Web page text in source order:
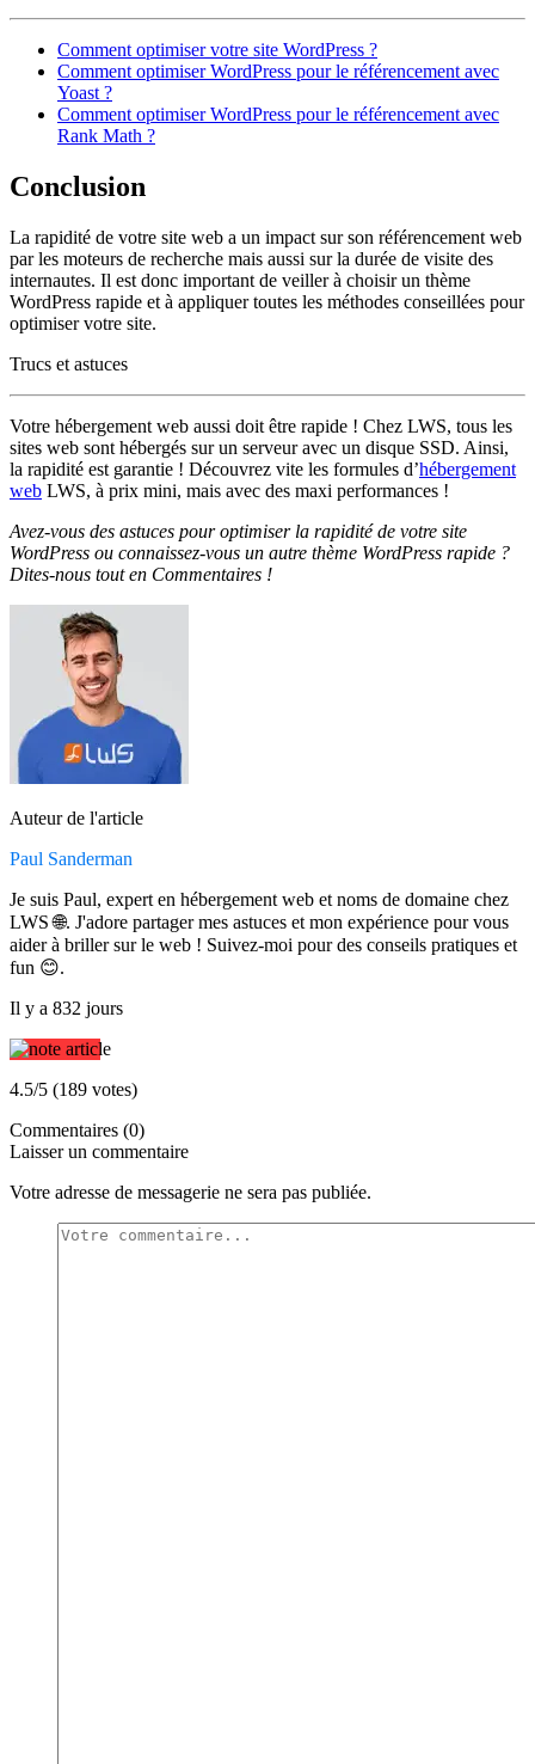
Comment optimiser votre site WordPress ?
Comment optimiser WordPress pour le référencement avec
Yoast ?
Comment optimiser WordPress pour le référencement avec
Rank Math ?
Conclusion
La rapidité de votre site web a un impact sur son référencement web
par les moteurs de recherche mais aussi sur la durée de visite des
internautes. Il est donc important de veiller à choisir un thème
WordPress rapide et à appliquer toutes les méthodes conseillées pour
optimiser votre site.
Trucs et astuces
Votre hébergement web aussi doit être rapide ! Chez LWS, tous les
sites web sont hébergés sur un serveur avec un disque SSD. Ainsi,
la rapidité est garantie ! Découvrez vite les formules d’hébergement
web LWS, à prix mini, mais avec des maxi performances !
Avez-vous des astuces pour optimiser la rapidité de votre site
WordPress ou connaissez-vous un autre thème WordPress rapide ?
Dites-nous tout en Commentaires !
Auteur de l'article
Paul Sanderman
Je suis Paul, expert en hébergement web et noms de domaine chez
LWS 🌐. J'adore partager mes astuces et mon expérience pour vous
aider à briller sur le web ! Suivez-moi pour des conseils pratiques et
fun 😊.
Il y a 832 jours
4.5/5 (189 votes)
Commentaires (0)
Laisser un commentaire
Votre adresse de messagerie ne sera pas publiée.